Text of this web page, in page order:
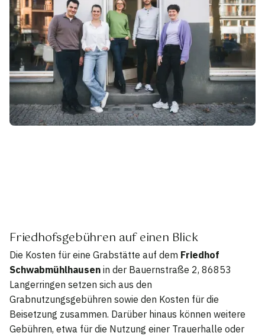
Friedhofsgebühren auf einen Blick
Die Kosten für eine Grabstätte auf dem Friedhof
Schwabmühlhausen in der Bauernstraße 2, 86853
Langerringen setzen sich aus den
Grabnutzungsgebühren sowie den Kosten für die
Beisetzung zusammen. Darüber hinaus können weitere
Gebühren, etwa für die Nutzung einer Trauerhalle oder